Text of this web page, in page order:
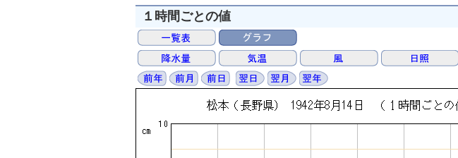
１時間ごとの値